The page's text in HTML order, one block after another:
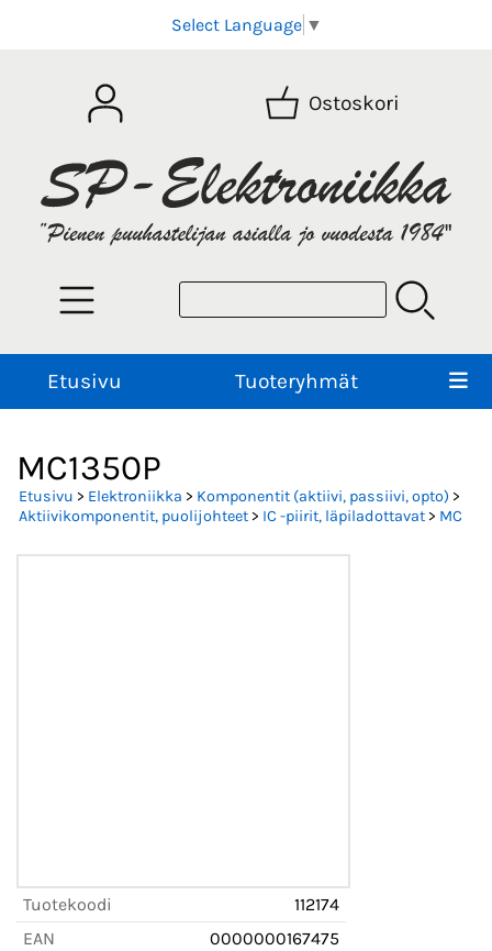
Select Language ▼
Ostoskori
Etusivu Tuoteryhmät
MC1350P
Etusivu > Elektroniikka > Komponentit (aktiivi, passiivi, opto) >
Aktiivikomponentit, puolijohteet> IC -piirit, läpiladottavat> MC
Tuotekoodi
112174
EAN
0000000167475